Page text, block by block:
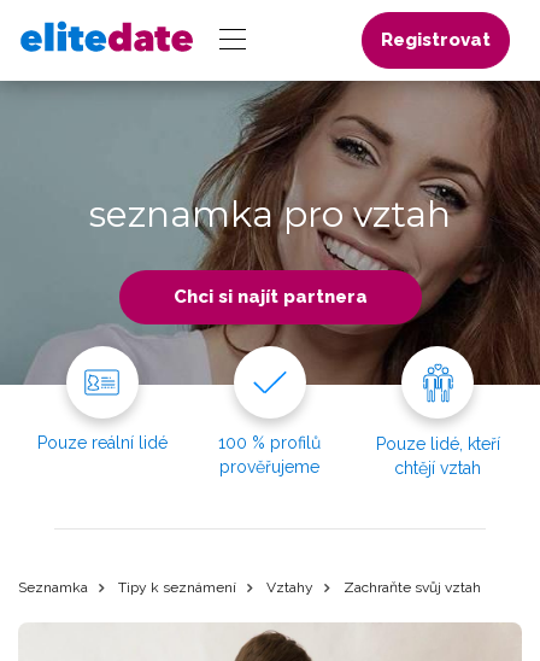
Registrovat
seznamka pro vztah
Chci si najít partnera
Pouze reální lidé
100 % profilů
prověřujeme
Pouze lidé, kteří
chtějí vztah
Seznamka Tipy k seznámení Vztahy Zachraňte svůj vztah